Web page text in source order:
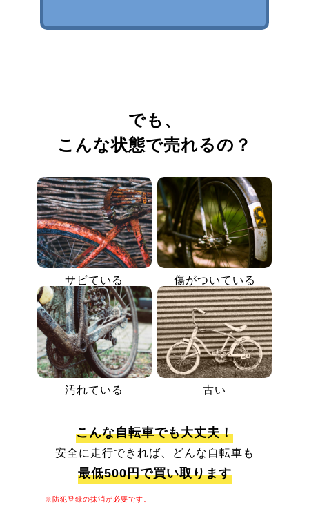
でも、
こんな状態で売れるの？
サビている 傷がついている
汚れている 古い
こんな自転車でも大丈夫！
安全に走行できれば、どんな自転車も
最低500円で買い取ります
※防犯登録の抹消が必要です。